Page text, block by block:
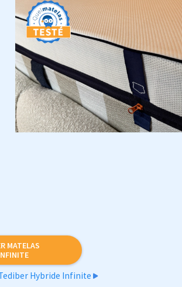
MATELAS
Hybride Infinite